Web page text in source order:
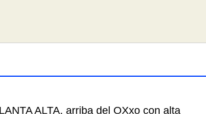
ALTA, arriba del OXxo con alta